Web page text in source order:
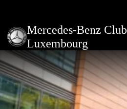
Mercedes-Benz Club
Luxembourg